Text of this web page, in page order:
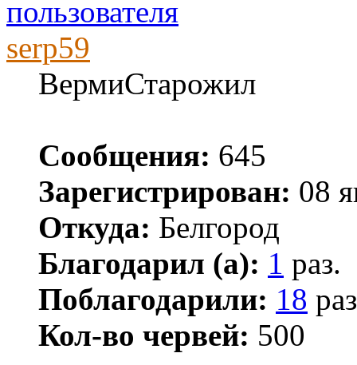
serp59
ВермиСтарожил
Сообщения: 645
Зарегистрирован: 08
Откуда: Белгород
Благодарил (а): 1 раз.
Поблагодарили: 18
Кол-во червей: 500